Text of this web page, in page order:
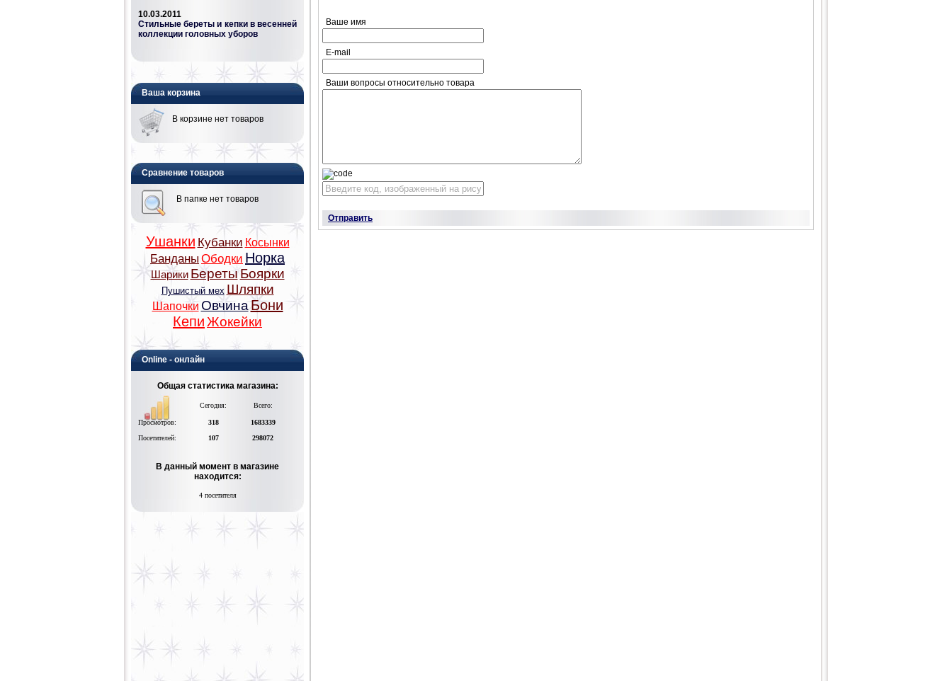
10.03.2011
Стильные береты и кепки в весенней
коллекции головных уборов
Ваша корзина
В корзине нет товаров
Сравнение товаров
В папке нет товаров
Ушанки Кубанки Косынки
Банданы Ободки Норка
Шарики Береты Боярки
Пушистый мех Шляпки
Шапочки ОвчинаБони
Кепи Жокейки
Online - онлайн
Общая статистика магазина:
Сегодня: Всего:
Просмотров: 318
1683339
Посетителей:
107 298072
В данный момент в магазине
находится:
4 посетителя
Ваше имя
E-mail
Ваши вопросы относительно товара
Отправить